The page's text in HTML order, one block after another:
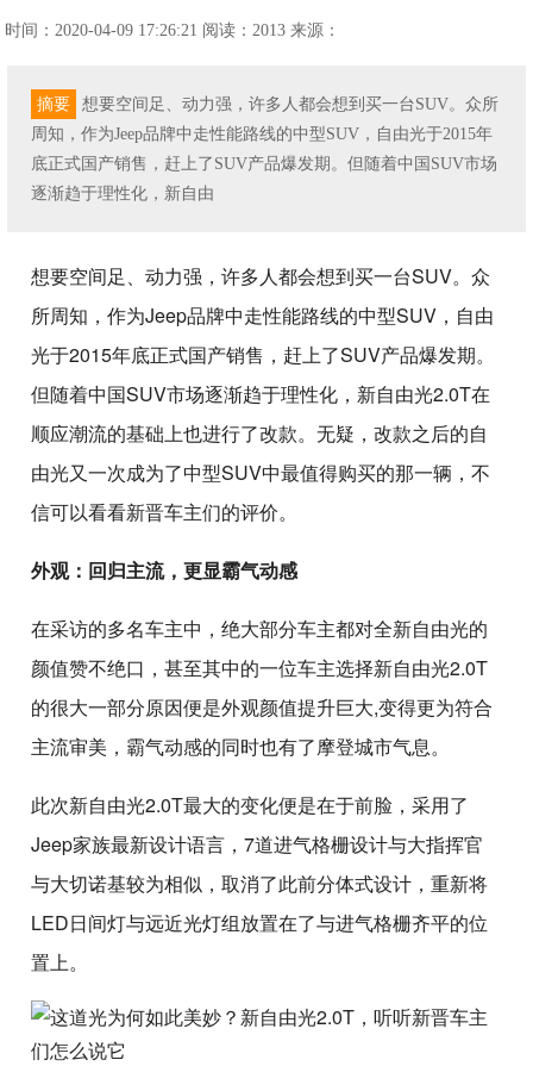
时间：2020-04-09 17:26:21 阅读：2013 来源：
摘要
想要空间足、动力强，许多人都会想到买一台SUV。众所
周知，作为Jeep品牌中走性能路线的中型SUV，自由光于2015年
底正式国产销售，赶上了SUV产品爆发期。但随着中国SUV市场
逐渐趋于理性化，新自由
想要空间足、动力强，许多人都会想到买一台SUV。众
所周知，作为Jeep品牌中走性能路线的中型SUV，自由
光于2015年底正式国产销售，赶上了SUV产品爆发期。
但随着中国SUV市场逐渐趋于理性化，新自由光2.0T在
顺应潮流的基础上也进行了改款。无疑，改款之后的自
由光又一次成为了中型SUV中最值得购买的那一辆，不
信可以看看新晋车主们的评价。
外观：回归主流，更显霸气动感
在采访的多名车主中，绝大部分车主都对全新自由光的
颜值赞不绝口，甚至其中的一位车主选择新自由光2.0T
的很大一部分原因便是外观颜值提升巨大,变得更为符合
主流审美，霸气动感的同时也有了摩登城市气息。
此次新自由光2.0T最大的变化便是在于前脸，采用了
Jeep家族最新设计语言，7道进气格栅设计与大指挥官
与大切诺基较为相似，取消了此前分体式设计，重新将
LED日间灯与远近光灯组放置在了与进气格栅齐平的位
置上。